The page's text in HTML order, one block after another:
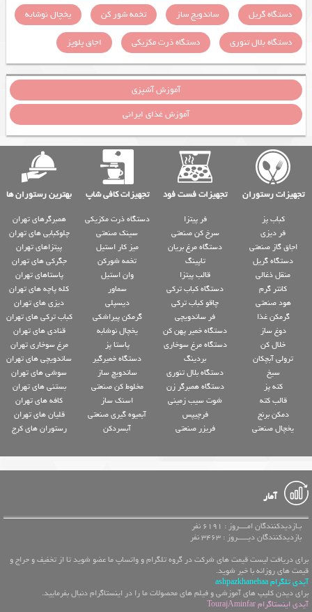
دستگاه گریل
ساندویچ ساز تخمه شور کن
یخچال نوشابه
دستگاه بلال تنوری
دستگاه ذرت مکزیکی اجاق پلوپز
آموزش آشپزی
آموزش غذای ایرانی
تجهیزات رستوران تجهیزات فست فود تجهیزات کافی شاپ بهترین رستوران ها
کباب پز
فر دیزی
اجاق گاز صنعتی
دستگاه گریل
منقل ذغالی
کانتر گرم
هود صنعتی
گرمکن غذا
دوغ ساز
خلال کن
ترولی آبچکان
سیخ
کته پز
قالب کته
دمکن برنج
یخچال صنعتی
فر پیتزا
سرخ کن صنعتی
دستگاه مرغ بریان
تاپینگ
قالب پیتزا
دستگاه کباب ترکی
چاقو کباب ترکی
فر ساندویچی
دستگاه خمیر پهن کن
دستگاه مرغ سوخاری
بردینگ
دستگاه بلال تنوری
دستگاه همبرگر زن
شوت سیب زمینی
فرچیپس
فریزر صنعتی
دستگاه ذرت مکزیکی
سینک صنعتی
میز کار استیل
تخمه شورکن
وان استیل
سماور
دیسپلی
گرمکن پیراشکی
یخچال نوشابه
پاستا پز
دستگاه خمیرگیر
ساندویچ ساز
مخلوط کن صنعتی
اسنک ساز
آبمیوه گیری صنعتی
آبسردکن
همبرگرهای تهران
چلوکبابی های تهران
پیتزاهای تهران
جگرکی های تهران
پاستاهای تهران
کله پاچه های تهران
دیزی های تهران
کباب ترکی های تهران
قنادی های تهران
مرغ سوخاری تهران
ساندویچی های تهران
سوشی های تهران
بستنی های تهران
کافه های تهران
قلیان های تهران
رستوران های کرج
آمار
بـازدیدکنندگان امــــروز : 6191 نفر
بازدیدکنندگان دیـــــروز : 3463 نفر
برای دریافت لیست قیمت های شرکت در گروه تلگرام و واتساپ ما عضو شوید تا از تخفیف و حراج و
قیمت های روزانه با خبر شوید.
آیدی تلگرام ashpazkhanehaa
برای دیدن کلیپ های آموزشی و فیلم های محصولات ما را در اینستاگرام دنبال بفرمایید.
آیدی اینستاگرام TourajAminfar